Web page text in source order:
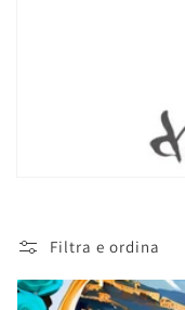
Filtra e ordina